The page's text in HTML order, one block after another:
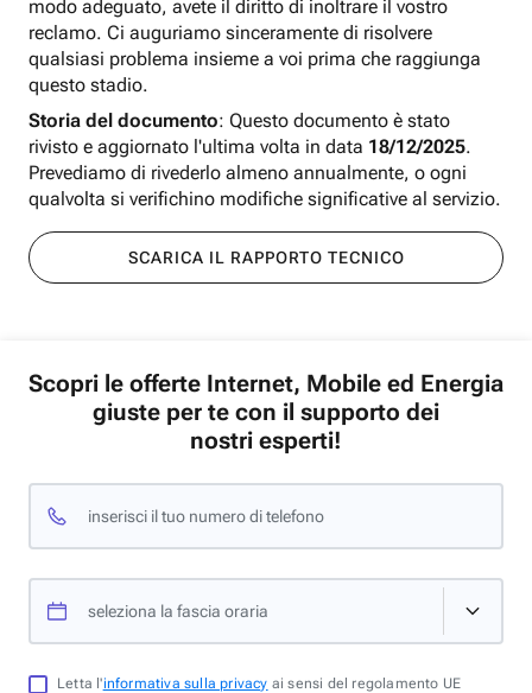
modo adeguato, avete il diritto di inoltrare il vostro
reclamo. Ci auguriamo sinceramente di risolvere
qualsiasi problema insieme a voi prima che raggiunga
questo stadio.
Storia del documento: Questo documento è stato
rivisto e aggiornato l'ultima volta in data 18/12/2025.
Prevediamo di rivederlo almeno annualmente, o ogni
qualvolta si verifichino modifiche significative al servizio.
SCARICA IL RAPPORTO TECNICO
Scopri le offerte Internet, Mobile ed Energia
giuste per te con il supporto dei
nostri esperti!
inserisci il tuo numero di telefono
seleziona la fascia oraria
Letta l'informativa sulla privacy ai sensi del regolamento UE